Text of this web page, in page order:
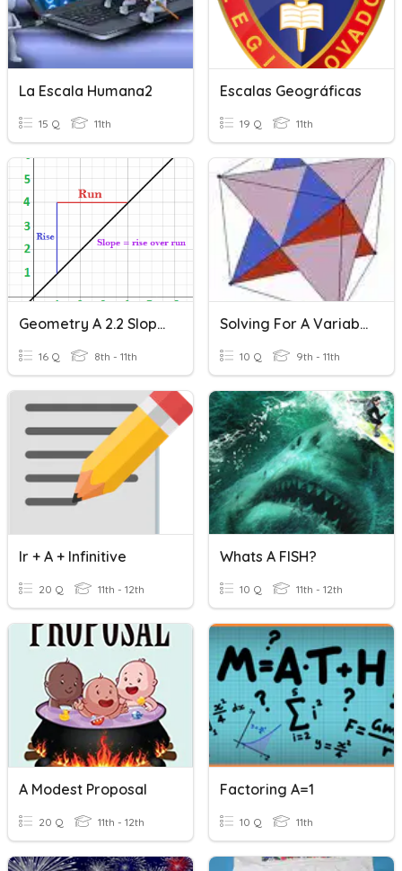
La Escala Humana2
15 Q 11th
Escalas Geográficas
19 Q 11th
Geometry A 2.2 Slope Of A Line
16 Q 8th - 11th
Solving For A Variable In A Formula
10 Q 9th - 11th
Ir + A + Infinitive
20 Q 11th - 12th
Whats A FISH?
10 Q 11th - 12th
A Modest Proposal
20 Q 11th - 12th
Factoring A=1
10 Q 11th